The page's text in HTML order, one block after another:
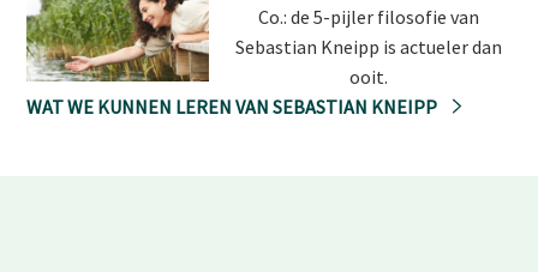
Co.: de 5-pijler filosofie van
Sebastian Kneipp is actueler dan
ooit.
WAT WE KUNNEN LEREN VAN SEBASTIAN KNEIPP